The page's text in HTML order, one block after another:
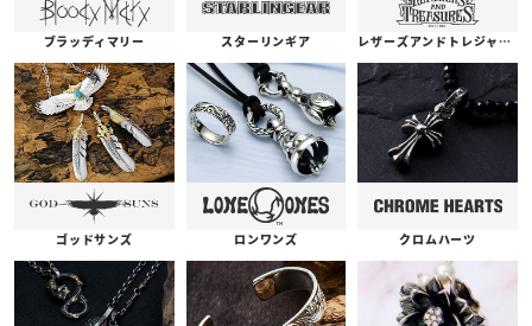
ブラッディマリー スターリンギア レザーズアンドトレジャーズ
ゴッドサンズ ロンワンズ クロムハーツ